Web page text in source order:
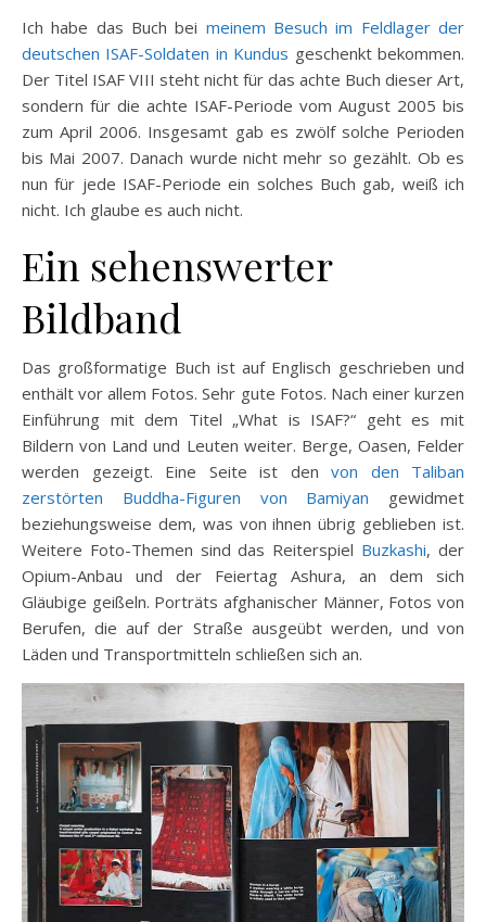
Ich habe das Buch bei meinem Besuch im Feldlager der
deutschen ISAF-Soldaten in Kundus geschenkt bekommen.
Der Titel ISAF VIII steht nicht für das achte Buch dieser Art,
sondern für die achte ISAF-Periode vom August 2005 bis
zum April 2006. Insgesamt gab es zwölf solche Perioden
bis Mai 2007. Danach wurde nicht mehr so gezählt. Ob es
nun für jede ISAF-Periode ein solches Buch gab, weiß ich
nicht. Ich glaube es auch nicht.
Ein sehenswerter
Bildband
Das großformatige Buch ist auf Englisch geschrieben und
enthält vor allem Fotos. Sehr gute Fotos. Nach einer kurzen
Einführung mit dem Titel „What is ISAF?“ geht es mit
Bildern von Land und Leuten weiter. Berge, Oasen, Felder
werden gezeigt. Eine Seite ist den von den Taliban
zerstörten Buddha-Figuren von Bamiyan gewidmet
beziehungsweise dem, was von ihnen übrig geblieben ist.
Weitere Foto-Themen sind das Reiterspiel Buzkashi, der
Opium-Anbau und der Feiertag Ashura, an dem sich
Gläubige geißeln. Porträts afghanischer Männer, Fotos von
Berufen, die auf der Straße ausgeübt werden, und von
Läden und Transportmitteln schließen sich an.